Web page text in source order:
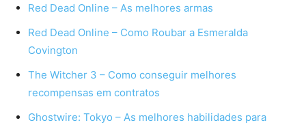
Red Dead Online – As melhores armas
Red Dead Online – Como Roubar a Esmeralda
Covington
The Witcher 3 – Como conseguir melhores
recompensas em contratos
Ghostwire: Tokyo – As melhores habilidades para